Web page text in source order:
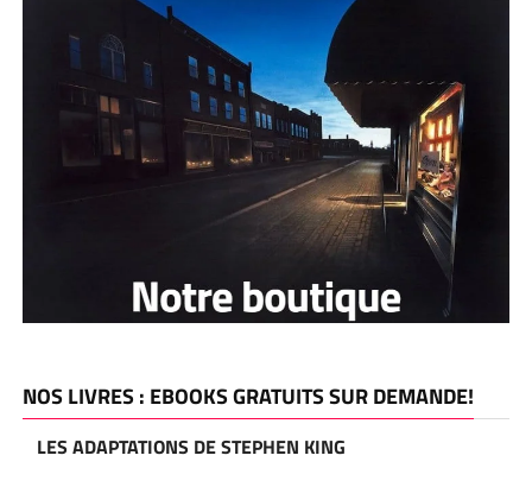
NOS LIVRES : EBOOKS GRATUITS SUR DEMANDE!
LES ADAPTATIONS DE STEPHEN KING